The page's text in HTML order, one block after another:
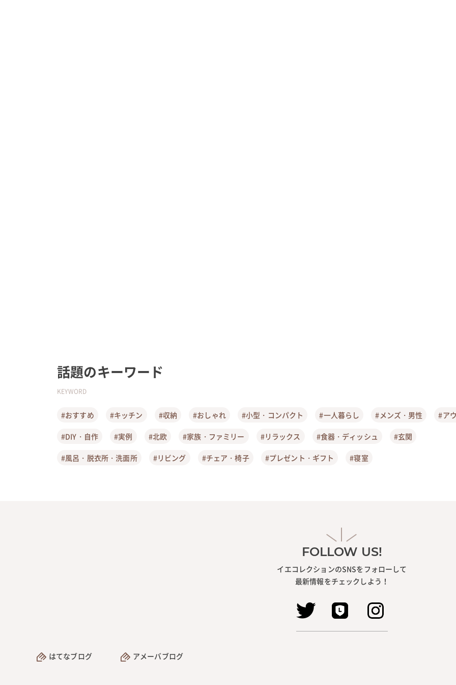
話題のキーワード
KEYWORD
#おすすめ #キッチン #収納 #おしゃれ #小型・コンパクト #一人暮らし #メンズ・男性 #ア
#DIY・自作 #実例 #北欧 #家族・ファミリー #リラックス #食器・ディッシュ #玄関
#風呂・脱衣所・洗面所 #リビング #チェア・椅子 #プレゼント・ギフト #寝室
FOLLOW US!
イエコレクションのSNSをフォローして
最新情報をチェックしよう！
はてなブログ アメーバブログ